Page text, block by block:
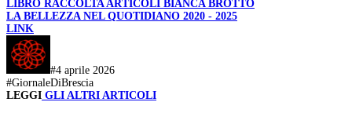
LIBRO RACCOLTA ARTICOLI BIANCA BROTTO
LA BELLEZZA NEL QUOTIDIANO 2020 - 2025
LINK
#4 aprile 2026
#GiornaleDiBrescia
LEGGI GLI ALTRI ARTICOLI